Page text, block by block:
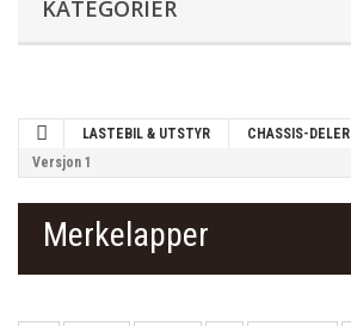
KATEGORIER
LASTEBIL & UTSTYR CHASSIS-DELER
Versjon 1
Merkelapper